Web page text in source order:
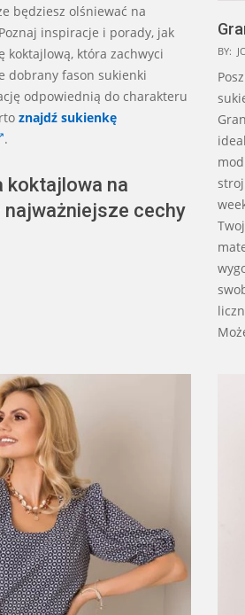
będziesz olśniewać na
inspiracje i porady, jak
koktajlową, która zachwyci
dobrany fason sukienki
odpowiednią do charakteru
znajdź sukienkę
.
koktajlowa na
cechy
10-
18
BY: